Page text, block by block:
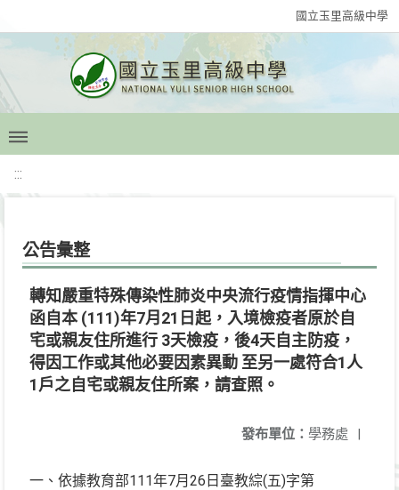
國立玉里高級中學
:::
公告彙整
轉知嚴重特殊傳染性肺炎中央流行疫情指揮中心
函自本 (111)年7月21日起，入境檢疫者原於自
宅或親友住所進行 3天檢疫，後4天自主防疫，
得因工作或其他必要因素異動 至另一處符合1人
1戶之自宅或親友住所案，請查照。
發布單位： 學務處 |
一、依據教育部111年7月26日臺教綜(五)字第